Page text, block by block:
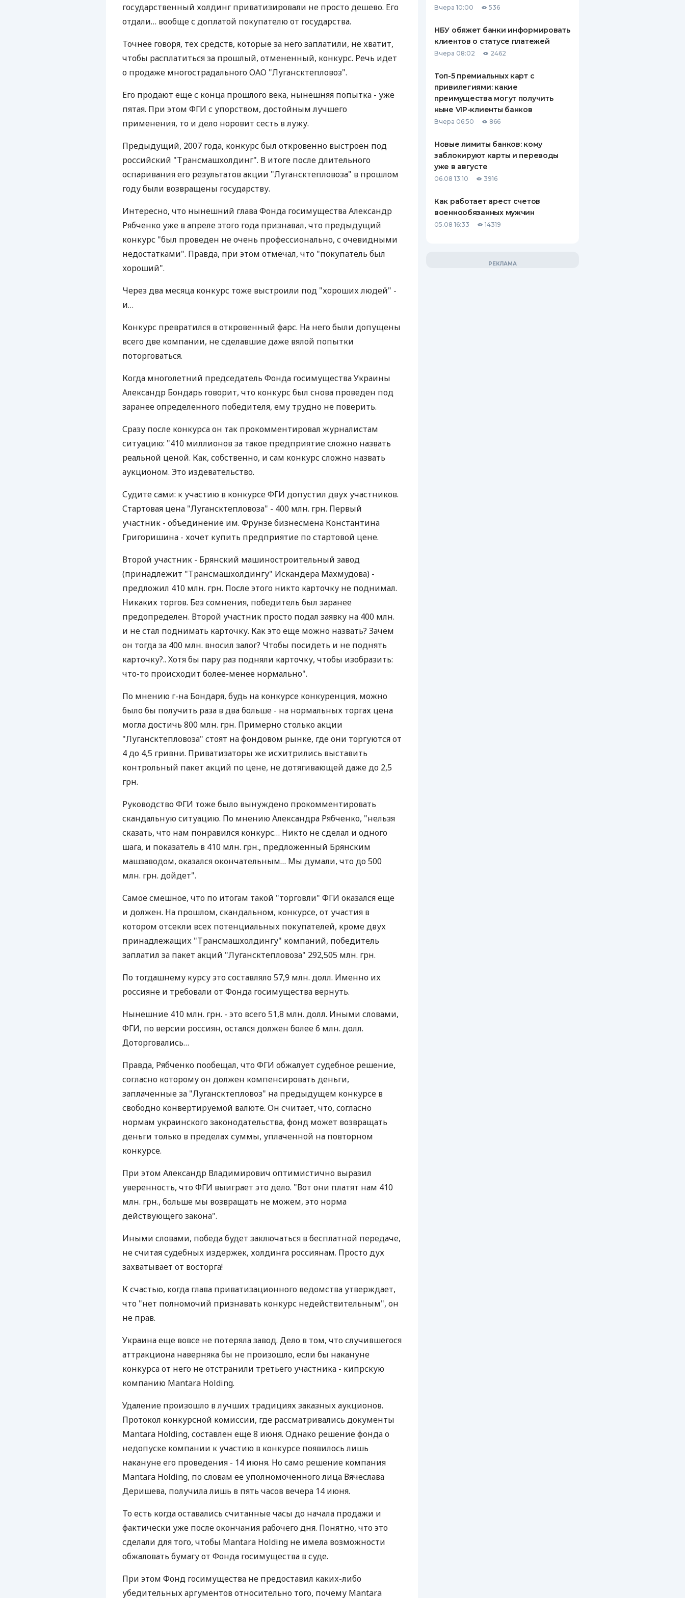
КЕШБЭКА
ПУТЕВОДИТЕЛИ ПО
БАНКОВСКИМ КАРТАМ
СТРАХОВАНИЮ
ВСЕ СТРАХОВЫЕ ПОЛИСЫ
ОТЗЫВЫ О СТРАХОВЫХ
КОМПАНИЯХ
государственный холдинг приватизировали не просто дешево. Его
отдали… вообще с доплатой покупателю от государства.
Точнее говоря, тех средств, которые за него заплатили, не хватит,
чтобы расплатиться за прошлый, отмененный, конкурс. Речь идет
о продаже многострадального ОАО "Лугансктепловоз".
Его продают еще с конца прошлого века, нынешняя попытка - уже
пятая. При этом ФГИ с упорством, достойным лучшего
применения, то и дело норовит сесть в лужу.
Предыдущий, 2007 года, конкурс был откровенно выстроен под
российский "Трансмашхолдинг". В итоге после длительного
оспаривания его результатов акции "Лугансктепловоза" в прошлом
году были возвращены государству.
Интересно, что нынешний глава Фонда госимущества Александр
Рябченко уже в апреле этого года признавал, что предыдущий
конкурс "был проведен не очень профессионально, с очевидными
недостатками". Правда, при этом отмечал, что "покупатель был
хороший".
Через два месяца конкурс тоже выстроили под "хороших людей" -
и…
Конкурс превратился в откровенный фарс. На него были допущены
всего две компании, не сделавшие даже вялой попытки
поторговаться.
Когда многолетний председатель Фонда госимущества Украины
Александр Бондарь говорит, что конкурс был снова проведен под
заранее определенного победителя, ему трудно не поверить.
Сразу после конкурса он так прокомментировал журналистам
ситуацию: "410 миллионов за такое предприятие сложно назвать
реальной ценой. Как, собственно, и сам конкурс сложно назвать
аукционом. Это издевательство.
Судите сами: к участию в конкурсе ФГИ допустил двух участников.
Стартовая цена "Лугансктепловоза" - 400 млн. грн. Первый
участник - объединение им. Фрунзе бизнесмена Константина
Григоришина - хочет купить предприятие по стартовой цене.
Второй участник - Брянский машиностроительный завод
(принадлежит "Трансмашхолдингу" Искандера Махмудова) -
предложил 410 млн. грн. После этого никто карточку не поднимал.
Никаких торгов. Без сомнения, победитель был заранее
предопределен. Второй участник просто подал заявку на 400 млн.
и не стал поднимать карточку. Как это еще можно назвать? Зачем
он тогда за 400 млн. вносил залог? Чтобы посидеть и не поднять
карточку?.. Хотя бы пару раз подняли карточку, чтобы изобразить:
что-то происходит более-менее нормально".
По мнению г-на Бондаря, будь на конкурсе конкуренция, можно
было бы получить раза в два больше - на нормальных торгах цена
могла достичь 800 млн. грн. Примерно столько акции
"Лугансктепловоза" стоят на фондовом рынке, где они торгуются от
4 до 4,5 гривни. Приватизаторы же исхитрились выставить
контрольный пакет акций по цене, не дотягивающей даже до 2,5
грн.
Руководство ФГИ тоже было вынуждено прокомментировать
скандальную ситуацию. По мнению Александра Рябченко, "нельзя
сказать, что нам понравился конкурс… Никто не сделал и одного
шага, и показатель в 410 млн. грн., предложенный Брянским
машзаводом, оказался окончательным… Мы думали, что до 500
млн. грн. дойдет".
Самое смешное, что по итогам такой "торговли" ФГИ оказался еще
и должен. На прошлом, скандальном, конкурсе, от участия в
котором отсекли всех потенциальных покупателей, кроме двух
принадлежащих "Трансмашхолдингу" компаний, победитель
заплатил за пакет акций "Лугансктепловоза" 292,505 млн. грн.
По тогдашнему курсу это составляло 57,9 млн. долл. Именно их
россияне и требовали от Фонда госимущества вернуть.
Нынешние 410 млн. грн. - это всего 51,8 млн. долл. Иными словами,
ФГИ, по версии россиян, остался должен более 6 млн. долл.
Доторговались…
Правда, Рябченко пообещал, что ФГИ обжалует судебное решение,
согласно которому он должен компенсировать деньги,
заплаченные за "Лугансктепловоз" на предыдущем конкурсе в
свободно конвертируемой валюте. Он считает, что, согласно
нормам украинского законодательства, фонд может возвращать
деньги только в пределах суммы, уплаченной на повторном
конкурсе.
При этом Александр Владимирович оптимистично выразил
уверенность, что ФГИ выиграет это дело. "Вот они платят нам 410
млн. грн., больше мы возвращать не можем, это норма
действующего закона".
Иными словами, победа будет заключаться в бесплатной передаче,
не считая судебных издержек, холдинга россиянам. Просто дух
захватывает от восторга!
К счастью, когда глава приватизационного ведомства утверждает,
что "нет полномочий признавать конкурс недействительным", он
не прав.
Украина еще вовсе не потеряла завод. Дело в том, что случившегося
аттракциона наверняка бы не произошло, если бы накануне
конкурса от него не отстранили третьего участника - кипрскую
компанию Mantara Holding.
Удаление произошло в лучших традициях заказных аукционов.
Протокол конкурсной комиссии, где рассматривались документы
Mantara Holding, составлен еще 8 июня. Однако решение фонда о
недопуске компании к участию в конкурсе появилось лишь
накануне его проведения - 14 июня. Но само решение компания
Mantara Holding, по словам ее уполномоченного лица Вячеслава
Деришева, получила лишь в пять часов вечера 14 июня.
То есть когда оставались считанные часы до начала продажи и
фактически уже после окончания рабочего дня. Понятно, что это
сделали для того, чтобы Mantara Holding не имела возможности
обжаловать бумагу от Фонда госимущества в суде.
При этом Фонд госимущества не предоставил каких-либо
убедительных аргументов относительно того, почему Mantara
Вчера 10:00 536
НБУ обяжет банки информировать
клиентов о статусе платежей
Вчера 08:02 2462
Топ-5 премиальных карт с
привилегиями: какие
преимущества могут получить
ныне VIP-клиенты банков
Вчера 06:50 866
Новые лимиты банков: кому
заблокируют карты и переводы
уже в августе
06.08 13:10 3916
Как работает арест счетов
военнообязанных мужчин
05.08 16:33 14319